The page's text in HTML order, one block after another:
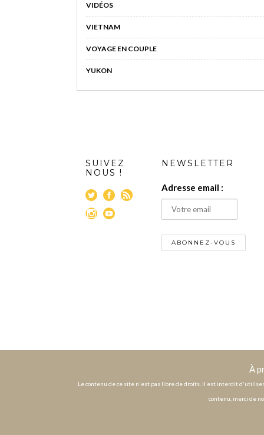
VIDÉOS
VIETNAM
VOYAGE EN COUPLE
YUKON
SUIVEZ
NOUS !
NEWSLETTER
Adresse email :
À
Le contenu de ce site n'est pas libre de droits. Il est interdit
contenu, merci de